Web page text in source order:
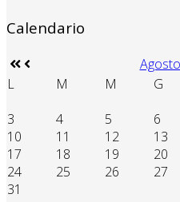
Calendario
L
M M G
3
4 5 6
10
11 12 13
17
18 19 20
24
25 26 27
31